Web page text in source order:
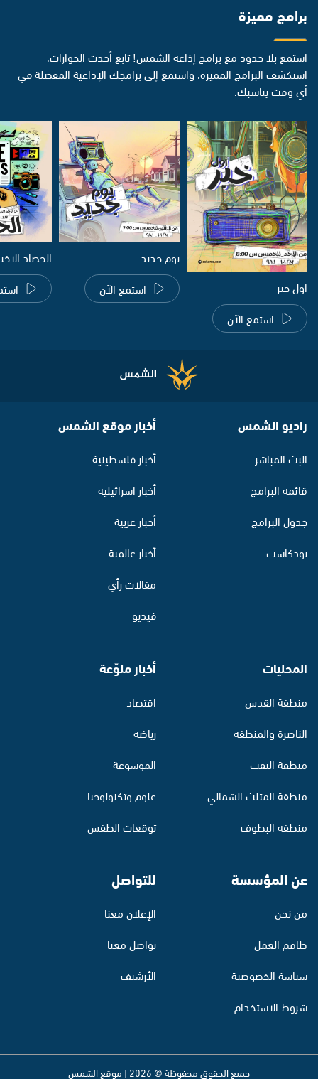
برامج مميزة
استمع بلا حدود مع برامج إذاعة الشمس! تابع أحدث الحوارات،
استكشف البرامج المميزة، واستمع إلى برامجك الإذاعية المفضلة في
أي وقت يناسبك.
اول خبر
استمع الآن
يوم جديد
استمع الآن
الحصاد
راديو الشمس
البث المباشر
قائمة البرامج
جدول البرامج
بودكاست
أخبار موقع الشمس
أخبار فلسطينية
أخبار اسرائيلية
أخبار عربية
أخبار عالمية
مقالات رأي
فيديو
المحليات
منطقة القدس
الناصرة والمنطقة
منطقة النقب
منطقة المثلث الشمالي
منطقة البطوف
أخبار منوّعة
اقتصاد
رياضة
الموسوعة
علوم وتكنولوجيا
توقعات الطقس
عن المؤسسة
من نحن
طاقم العمل
سياسة الخصوصية
شروط الاستخدام
للتواصل
الإعلان معنا
تواصل معنا
الأرشيف
جميع الحقوق محفوظة © 2026 | موقع الشمس